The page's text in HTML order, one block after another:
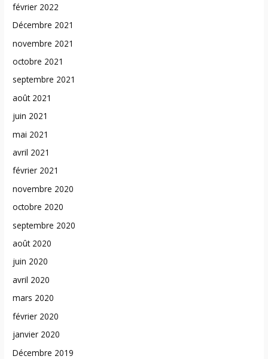
février 2022
Décembre 2021
novembre 2021
octobre 2021
septembre 2021
août 2021
juin 2021
mai 2021
avril 2021
février 2021
novembre 2020
octobre 2020
septembre 2020
août 2020
juin 2020
avril 2020
mars 2020
février 2020
janvier 2020
Décembre 2019